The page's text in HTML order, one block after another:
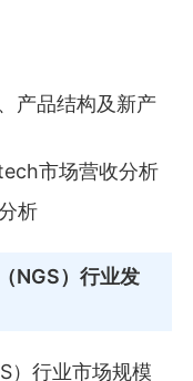
产品结构及新产
市场营收分析
析
NGS）行业发
）行业市场规模